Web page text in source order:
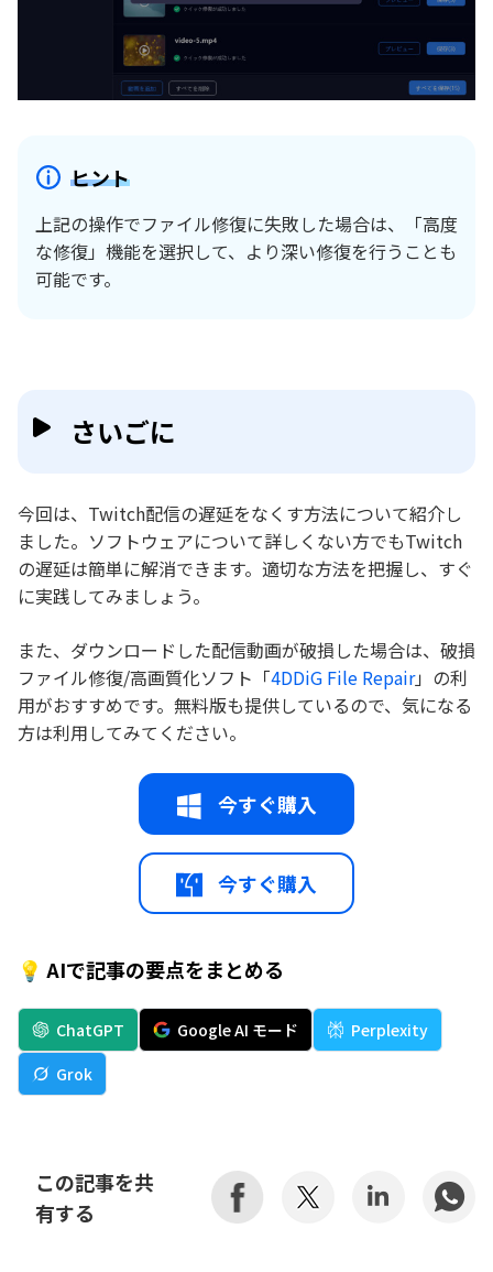
ヒント
上記の操作でファイル修復に失敗した場合は、「高度
な修復」機能を選択して、より深い修復を行うことも
可能です。
さいごに
今回は、Twitch配信の遅延をなくす方法について紹介し
ました。ソフトウェアについて詳しくない方でもTwitch
の遅延は簡単に解消できます。適切な方法を把握し、すぐ
に実践してみましょう。
また、ダウンロードした配信動画が破損した場合は、破損
ファイル修復/高画質化ソフト「4DDiG File Repair」の利
用がおすすめです。無料版も提供しているので、気になる
方は利用してみてください。
今すぐ購入
今すぐ購入
💡 AIで記事の要点をまとめる
ChatGPT Google AI モード
Perplexity
Grok
この記事を共
有する